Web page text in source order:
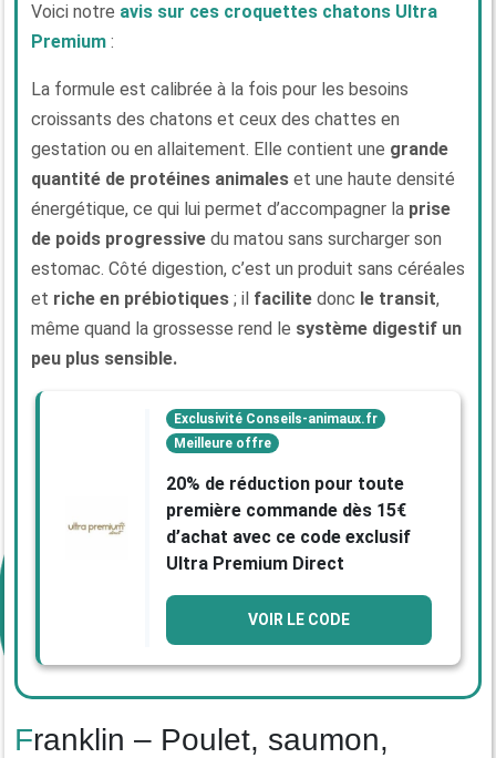
Voici notre avis sur ces croquettes chatons Ultra
Premium :
La formule est calibrée à la fois pour les besoins
croissants des chatons et ceux des chattes en
gestation ou en allaitement. Elle contient une grande
quantité de protéines animales et une haute densité
énergétique, ce qui lui permet d’accompagner la prise
de poids progressive du matou sans surcharger son
estomac. Côté digestion, c’est un produit sans céréales
et riche en prébiotiques ; il facilite donc le transit,
même quand la grossesse rend le système digestif un
peu plus sensible.
Exclusivité Conseils-animaux.fr
Meilleure offre
20% de réduction pour toute
première commande dès 15€
d’achat avec ce code exclusif
Ultra Premium Direct
VOIR LE CODE
Franklin – Poulet, saumon,